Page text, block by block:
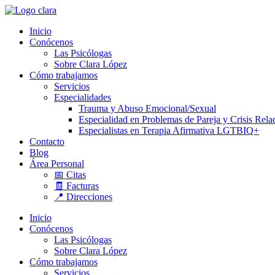
Ir
contenido
Inicio
Conócenos
Las Psicólogas
Sobre Clara López
Cómo trabajamos
Servicios
Especialidades
Trauma y Abuso Emocional/Sexual
Especialidad en Problemas de Pareja y Crisis
Especialistas en Terapia Afirmativa LGTBIQ+
Contacto
Blog
Área Personal
📅 Citas
🧾 Facturas
📍 Direcciones
Inicio
Conócenos
Las Psicólogas
Sobre Clara López
Cómo trabajamos
Servicios